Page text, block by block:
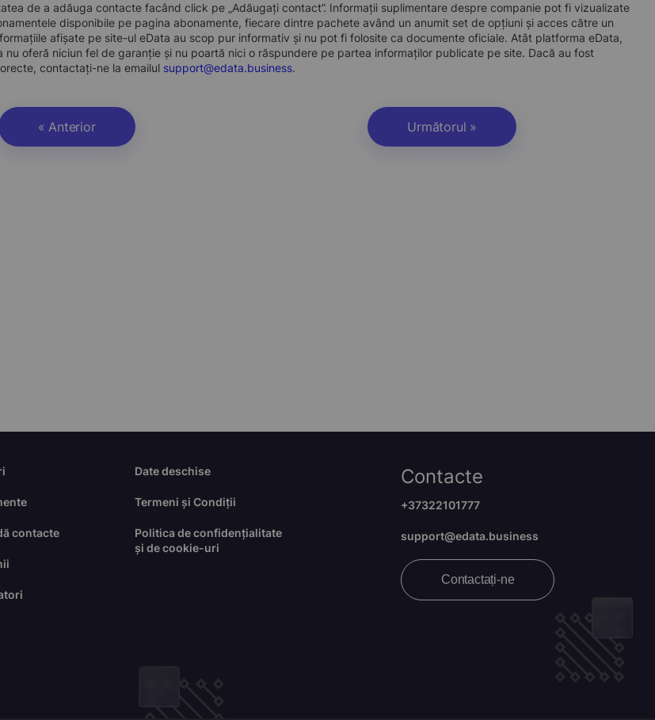
de a adăuga contacte facând click pe „Adăugați contact”. Informații suplimentare despre companie pot fi vizualizate
disponibile pe pagina abonamente, fiecare dintre pachete având un anumit set de opțiuni și acces către un
afișate pe site-ul eData au scop pur informativ și nu pot fi folosite ca documente oficiale. Atât platforma eData,
nu oferă niciun fel de garanție și nu poartă nici o răspundere pe partea informaților publicate pe site. Dacă au fost
contactați-ne la emailul support@edata.business.
« Anterior Următorul »
contacte
Date deschise
Termeni și Condiții
Politica de confidențialitate
și de cookie-uri
Contacte
+37322101777
support@edata.business
Contactați-ne